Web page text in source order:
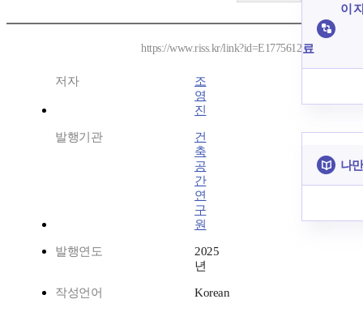
https://www.riss.kr/link?id=E1775612
저자
조
영
진
발행기관
건
축
공
간
연
구
원
발행연도
2025
년
작성언어 Korean
이
료
나